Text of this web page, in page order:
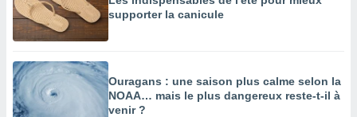
supporter la canicule
Ouragans : une saison plus calme selon la
NOAA… mais le plus dangereux reste-t-il à
venir ?